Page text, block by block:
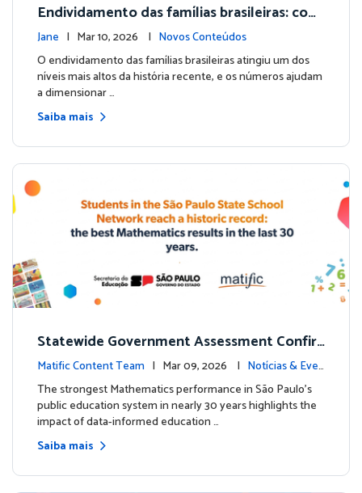
Endividamento das famílias brasileiras: com
o a educação financeira nas escolas pode m
udar esse cenário
Jane | Mar 10, 2026 | Novos Conteúdos
O endividamento das famílias brasileiras atingiu um dos
níveis mais altos da história recente, e os números ajudam
a dimensionar …
Saiba mais
Statewide Government Assessment Confir
ms: Greater Matific Usage Linked to Higher
Math Achievement
Matific Content Team | Mar 09, 2026 | Notícias & Even
tos
The strongest Mathematics performance in São Paulo’s
public education system in nearly 30 years highlights the
impact of data-informed education …
Saiba mais